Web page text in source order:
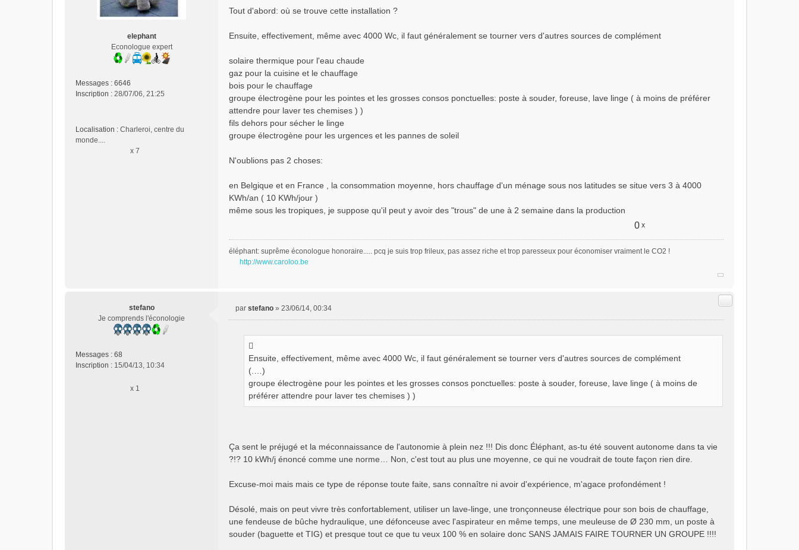
elephant
Econologue expert
Messages : 6646
Inscription : 28/07/06, 21:25
Localisation : Charleroi, centre du
monde....
x 7
a
e
n
l
u
Tout d'abord: où se trouve cette installation ?
Ensuite, effectivement, même avec 4000 Wc, il faut généralement se tourner vers d'autres sources de complément
solaire thermique pour l'eau chaude
gaz pour la cuisine et le chauffage
bois pour le chauffage
groupe électrogène pour les pointes et les grosses consos ponctuelles: poste à souder, foreuse, lave linge ( à moins de préférer
attendre pour laver tes chemises ) )
fils dehors pour sécher le linge
groupe électrogène pour les urgences et les pannes de soleil
N'oublions pas 2 choses:
en Belgique et en France , la consommation moyenne, hors chauffage d'un ménage sous nos latitudes se situe vers 3 à 4000
KWh/an ( 10 KWh/jour )
même sous les tropiques, je suppose qu'il peut y avoir des "trous" de une à 2 semaine dans la production
0 x
éléphant: suprême éconologue honoraire..... pcq je suis trop frileux, pas assez riche et trop paresseux pour économiser vraiment le CO2 !
http://www.caroloo.be
stefano
Je comprends l'éconologie
Messages : 68
Inscription : 15/04/13, 10:34
x 1
Citer
par stefano » 23/06/14, 00:34
Ensuite, effectivement, même avec 4000 Wc, il faut généralement se tourner vers d'autres sources de complément
(.…)
groupe électrogène pour les pointes et les grosses consos ponctuelles: poste à souder, foreuse, lave linge ( à moins de
préférer attendre pour laver tes chemises ) )
Ça sent le préjugé et la méconnaissance de l'autonomie à plein nez !!! Dis donc Éléphant, as-tu été souvent autonome dans ta vie
?!? 10 kWh/j énoncé comme une norme… Non, c'est tout au plus une moyenne, ce qui ne voudrait de toute façon rien dire.
Excuse-moi mais mais ce type de réponse toute faite, sans connaître ni avoir d'expérience, m'agace profondément !
Désolé, mais on peut vivre très confortablement, utiliser un lave-linge, une tronçonneuse électrique pour son bois de chauffage,
une fendeuse de bûche hydraulique, une défonceuse avec l'aspirateur en même temps, une meuleuse de Ø 230 mm, un poste à
souder (baguette et TIG) et presque tout ce que tu veux 100 % en solaire donc SANS JAMAIS FAIRE TOURNER UN GROUPE !!!!